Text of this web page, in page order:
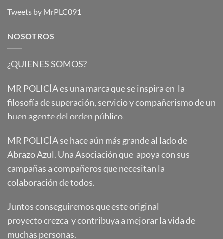
Tweets by MrPLC091
NOSOTROS
¿QUIENES SOMOS?
MR POLICÍA es una marca que se inspira en la
filosofía de superación, servicio y compañerismo de un
buen agente del orden público.
MR POLICÍA se hace aún más grande al lado de
Abrazo Azul. Una Asociación que apoya con sus
campañas a compañeros que necesitan la
colaboración de todos.
Juntos conseguiremos que este original
proyecto crezca y contribuya a mejorar la vida de
muchas personas.